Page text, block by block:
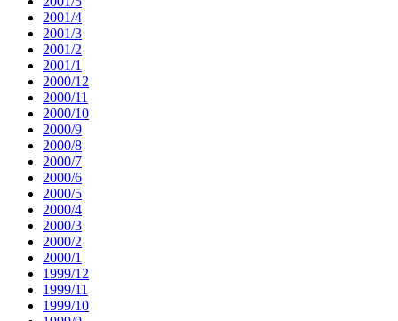
2001/4
2001/3
2001/2
2001/1
2000/12
2000/11
2000/10
2000/9
2000/8
2000/7
2000/6
2000/5
2000/4
2000/3
2000/2
2000/1
1999/12
1999/11
1999/10